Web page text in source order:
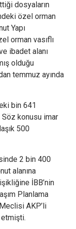
dosyaların
özel orman
Yapı
orman vasıflı
ibadet alanı
olduğu
temmuz ayında
bin 641
konusu imar
500
2 bin 400
alanına
İBB’nin
Planlama
AKP’li